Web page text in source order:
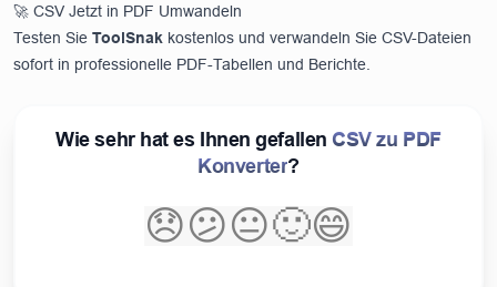
🚀 CSV Jetzt in PDF Umwandeln
Testen Sie ToolSnak kostenlos und verwandeln Sie CSV-Dateien
sofort in professionelle PDF-Tabellen und Berichte.
Wie sehr hat es Ihnen gefallen CSV zu PDF
Konverter?
😞😕😐🙂😄